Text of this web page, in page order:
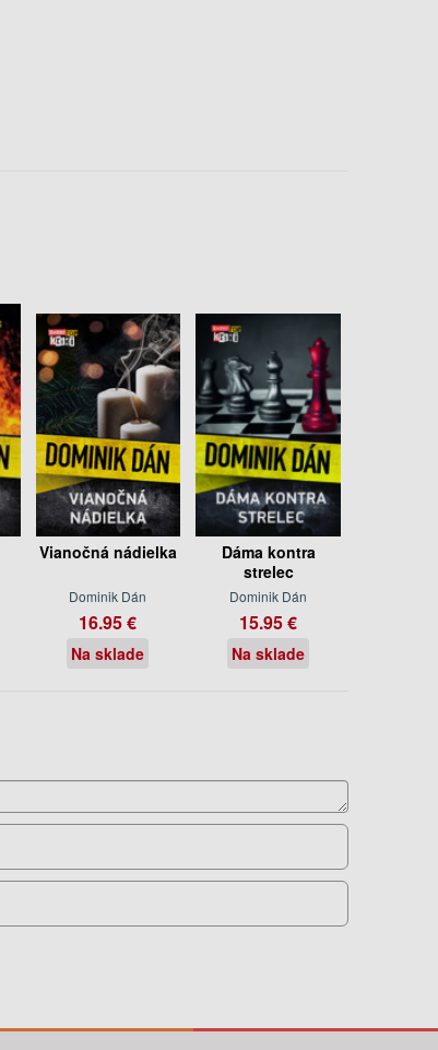
Vianočná nádielka
Dominik Dán
16.95 €
Na sklade
Dáma kontra
strelec
Dominik Dán
15.95 €
Na sklade